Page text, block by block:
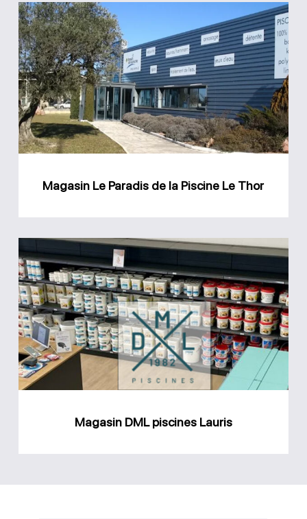
Le
Paradis
de
la
Piscine
Le
Magasin Le Paradis de la Piscine Le Thor
Magasin
DML
piscines
Lauris
Magasin DML piscines Lauris